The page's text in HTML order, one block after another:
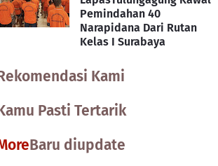
Pemindahan 40
Narapidana Dari Rutan
Kelas I Surabaya
Kami
Pasti Tertarik
Baru diupdate